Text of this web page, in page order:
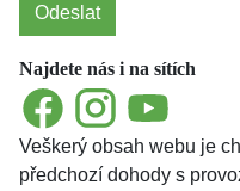
Odeslat
Najdete nás i na sítích
FacebookInstagramYouTube
Veškerý obsah webu je
předchozí dohody s